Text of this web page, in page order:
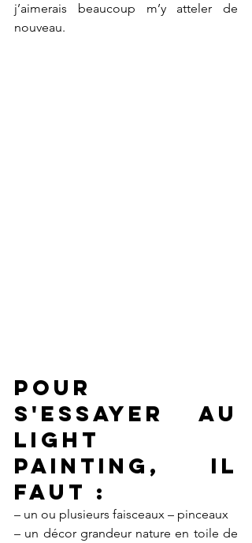
j’aimerais beaucoup m’y atteler de
nouveau.
Pour
s'essayer au
light
painting, il
faut :
– un ou plusieurs faisceaux – pinceaux
– un décor grandeur nature en toile de